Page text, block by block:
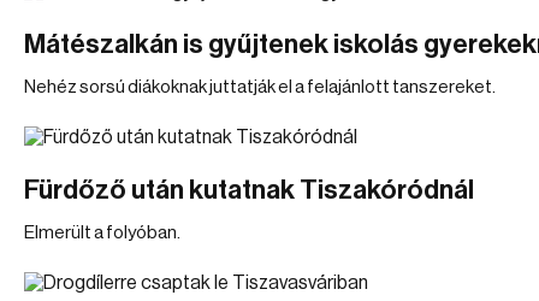
Mátészalkán is gyűjtenek iskolás
Nehéz sorsú diákoknak juttatják el a felajánlott tanszereket.
Fürdőző után kutatnak Tiszakóródnál
Elmerült a folyóban.